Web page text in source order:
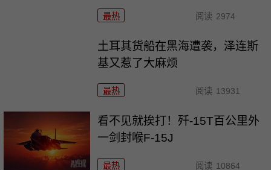
最热 阅读 2974
土耳其货船在黑海遭袭，泽连斯
基又惹了大麻烦
最热 阅读 13931
看不见就挨打！歼-15T百公里外
一剑封喉F-15J
最热 阅读 10864